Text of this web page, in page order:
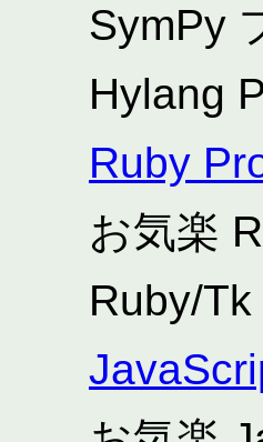
SymPy
Hylang
Ruby
お気楽
Ruby/Tk